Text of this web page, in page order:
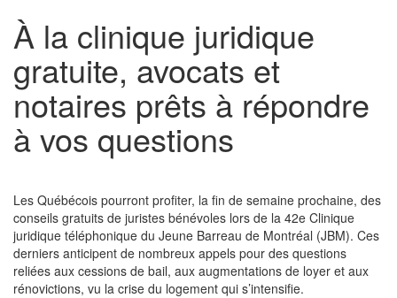
À la clinique juridique
gratuite, avocats et
notaires prêts à répondre
à vos questions
Les Québécois pourront profiter, la fin de semaine prochaine, des
conseils gratuits de juristes bénévoles lors de la 42e Clinique
juridique téléphonique du Jeune Barreau de Montréal (JBM). Ces
derniers anticipent de nombreux appels pour des questions
reliées aux cessions de bail, aux augmentations de loyer et aux
rénovictions, vu la crise du logement qui s’intensifie.